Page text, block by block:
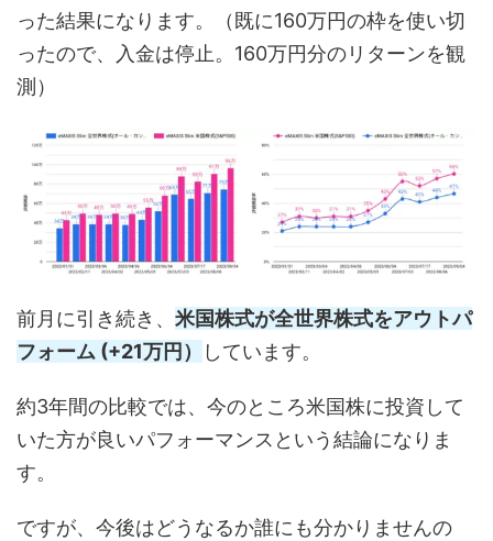
った結果になります。（既に160万円の枠を使い切
ったので、入金は停止。160万円分のリターンを観
測）
前月に引き続き、 米国株式が全世界株式をアウトパ
フォーム (+21万円）
しています。
約3年間の比較では、今のところ米国株に投資して
いた方が良いパフォーマンスという結論になりま
す。
ですが、今後はどうなるか誰にも分かりませんの